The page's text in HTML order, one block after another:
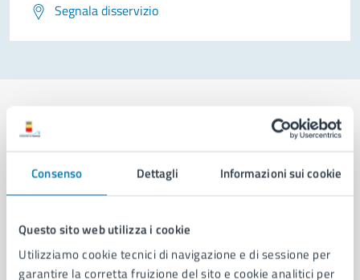
Consenso Dettagli Informazioni sui cookie
Questo sito web utilizza i cookie
Utilizziamo cookie tecnici di navigazione e di sessione per
garantire la corretta fruizione del sito e cookie analitici per
Segnala disservizio
Comune di Napoli
Aree amministrative
Organi di governo